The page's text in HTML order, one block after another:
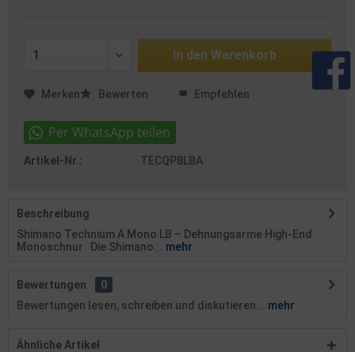
In den Warenkorb
Merken Bewerten Empfehlen
Artikel-Nr.: TECQP8LBA
Beschreibung
Shimano Technium A Mono LB – Dehnungsarme High-End
Monoschnur Die Shimano...
mehr
Bewertungen
0
Bewertungen lesen, schreiben und diskutieren...
mehr
Ähnliche Artikel